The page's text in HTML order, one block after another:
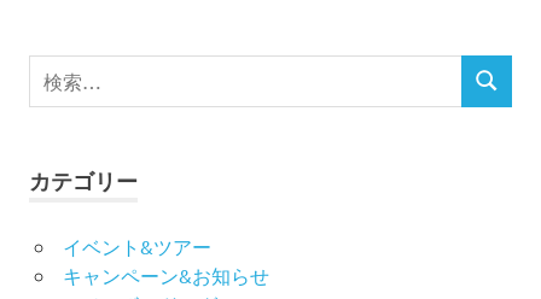
検
索
検
カテゴリー
イベント&ツアー
キャンペーン&お知らせ